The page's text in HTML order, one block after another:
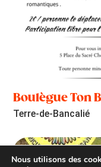
Boulègue Ton
Terre-de-Bancalié
Nous utilisons des